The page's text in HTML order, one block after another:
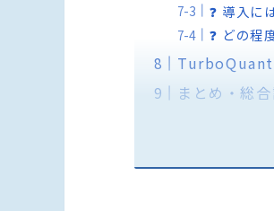
❓ 導入に
❓ どの程
TurboQuant
まとめ・総